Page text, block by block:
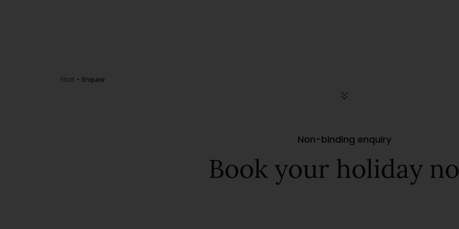
Start Enquire
Non-binding enquiry
Book your holiday